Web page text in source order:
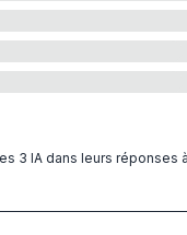
3 IA dans leurs réponses